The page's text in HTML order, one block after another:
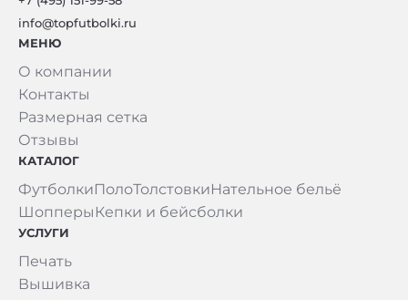
info@topfutbolki.ru
МЕНЮ
О компании
Контакты
Размерная сетка
Отзывы
КАТАЛОГ
ФутболкиПолоТолстовкиНательное бельё
Шопперы Кепки и бейсболки
УСЛУГИ
Печать
Вышивка